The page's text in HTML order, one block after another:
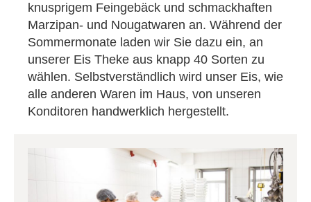
knusprigem Feingebäck und schmackhaften
Marzipan- und Nougatwaren an. Während der
Sommermonate laden wir Sie dazu ein, an
unserer Eis Theke aus knapp 40 Sorten zu
wählen. Selbstverständlich wird unser Eis, wie
alle anderen Waren im Haus, von unseren
Konditoren handwerklich hergestellt.